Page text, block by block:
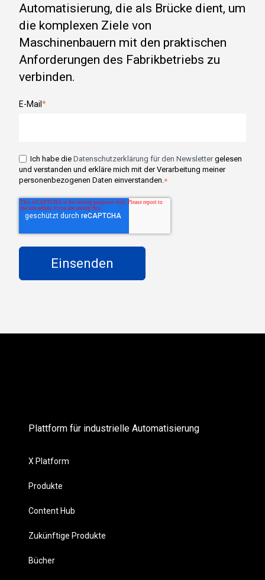
Automatisierung, die als Brücke dient, um
die komplexen Ziele von
Maschinenbauern mit den praktischen
Anforderungen des Fabrikbetriebs zu
verbinden.
E-Mail *
Ich habe die Datenschutzerklärung für den Newslettergelesen
und verstanden und erkläre mich mit der Verarbeitung meiner
personenbezogenen Daten einverstanden.*
Plattform für industrielle Automatisierung
X Platform
Produkte
Content Hub
Zukünftige Produkte
Bücher